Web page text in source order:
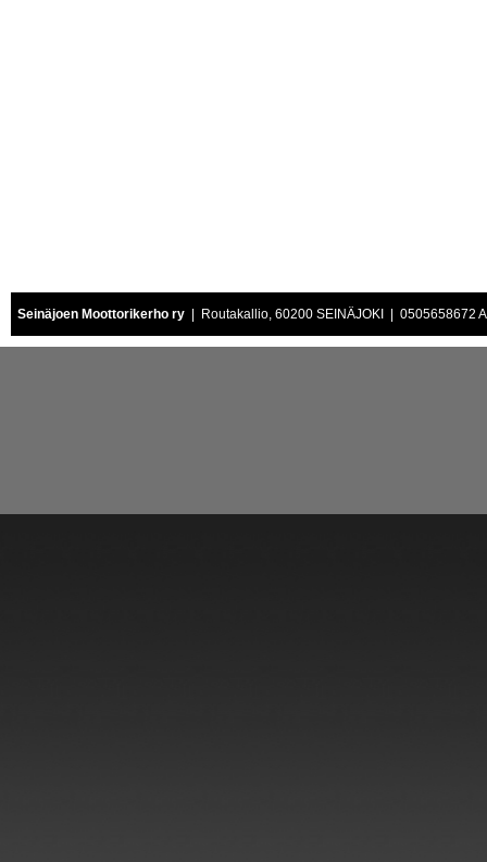
Seinäjoen Moottorikerho ry | Routakallio, 60200 SEINÄJOKI | 0505658672